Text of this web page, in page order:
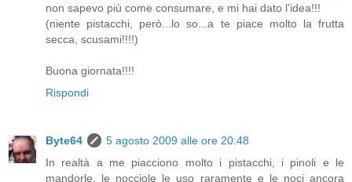
non sapevo più come consumare, e mi hai dato l'idea!!!
(niente pistacchi, però...lo so...a te piace molto la frutta
secca, scusami!!!!)
Buona giornata!!!!
Rispondi
Byte64
5 agosto 2009 alle ore 20:48
In realtà a me piacciono molto i pistacchi, i pinoli e le
mandorle, le nocciole le uso raramente e le noci ancora